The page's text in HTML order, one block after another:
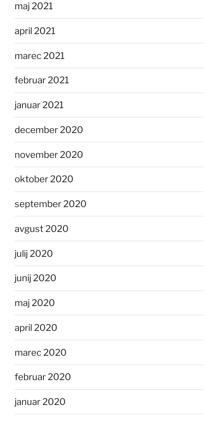
maj 2021
april 2021
marec 2021
februar 2021
januar 2021
december 2020
november 2020
oktober 2020
september 2020
avgust 2020
julij 2020
junij 2020
maj 2020
april 2020
marec 2020
februar 2020
januar 2020